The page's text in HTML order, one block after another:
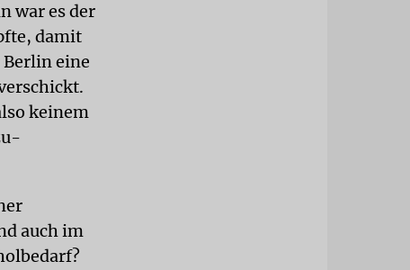
war es der
damit
eine
keinem
auch im